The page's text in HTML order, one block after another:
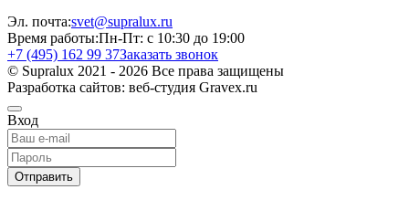
Эл. почта:svet@supralux.ru
Время работы:Пн-Пт: с 10:30 до 19:00
+7 (495) 162 99 37Заказать звонок
© Supralux 2021 - 2026 Все права защищены
Разработка сайтов: веб-студия Gravex.ru
Вход
Отправить